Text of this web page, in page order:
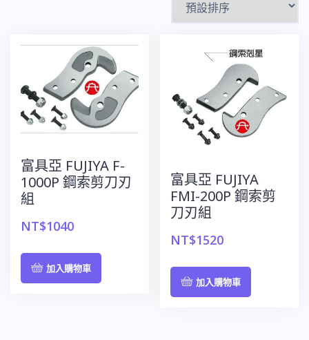
富具亞 FUJIYA F-
1000P 鋼索剪刀刃
組
NT$1040
加入購物車
富具亞 FUJIYA
FMI-200P 鋼索剪
刀刃組
NT$1520
加入購物車